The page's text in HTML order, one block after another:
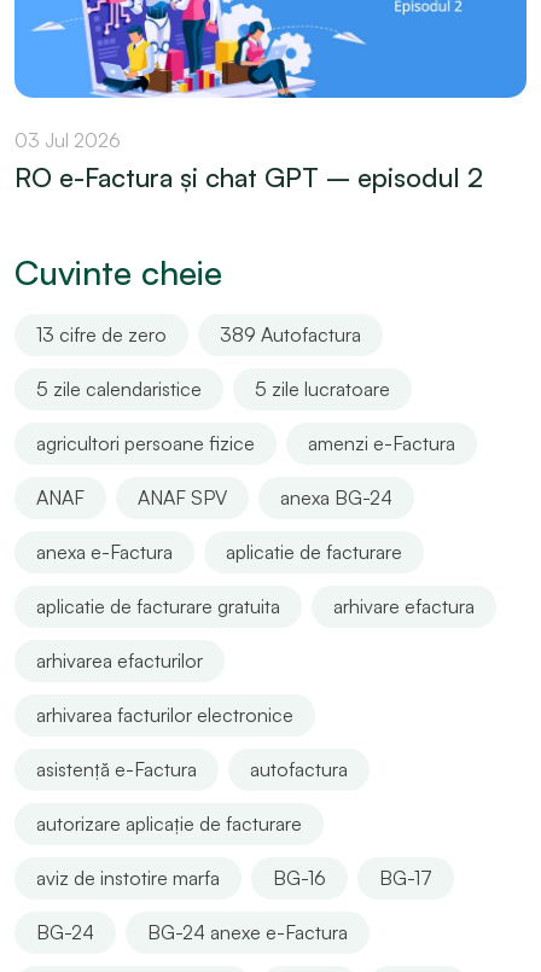
03 Jul 2026
RO e-Factura și chat GPT – episodul 2
Cuvinte cheie
13 cifre de zero 389 Autofactura
5 zile calendaristice 5 zile lucratoare
agricultori persoane fizice amenzi e-Factura
ANAF ANAF SPV anexa BG-24
anexa e-Factura aplicatie de facturare
aplicatie de facturare gratuita arhivare efactura
arhivarea efacturilor
arhivarea facturilor electronice
asistență e-Factura autofactura
autorizare aplicație de facturare
aviz de instotire marfa BG-16 BG-17
BG-24 BG-24 anexe e-Factura